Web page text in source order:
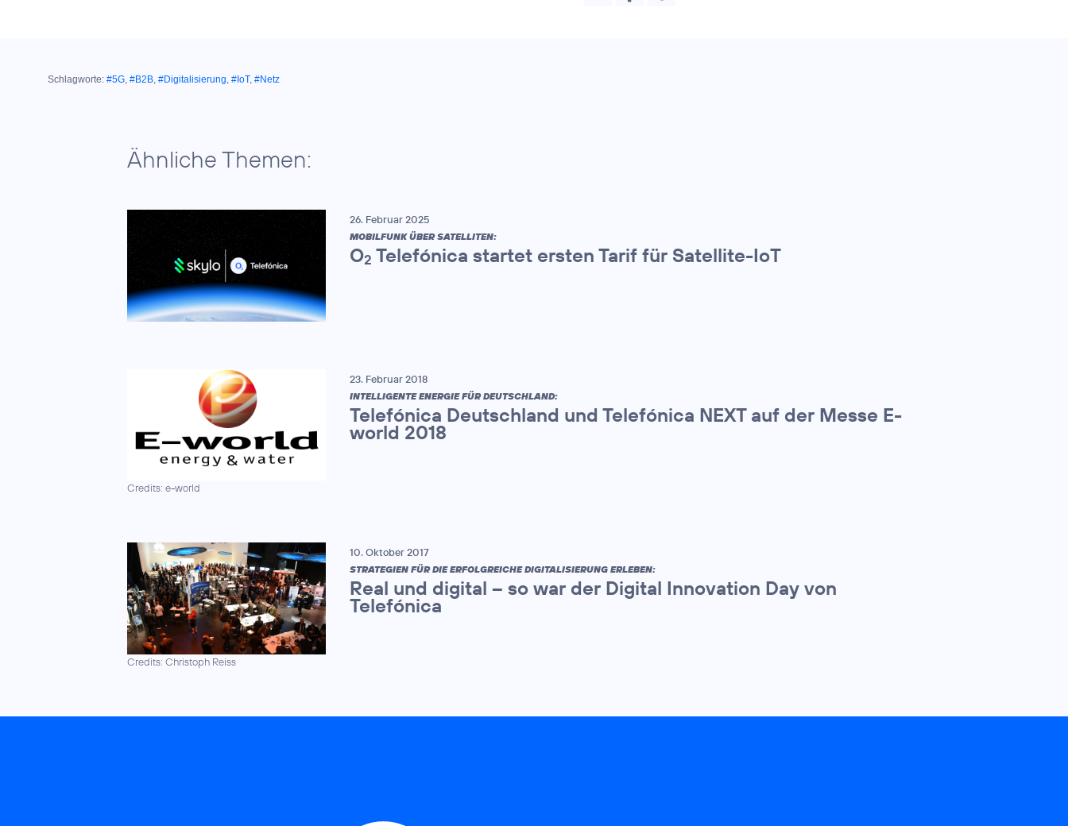
Schlagworte: #5G, #B2B, #Digitalisierung, #IoT, #Netz
Ähnliche Themen:
26. Februar 2025
MOBILFUNK ÜBER SATELLITEN:
O2 Telefónica startet ersten Tarif für Satellite-IoT
Credits: e-world
23. Februar 2018
INTELLIGENTE ENERGIE FÜR DEUTSCHLAND:
Telefónica Deutschland und Telefónica NEXT auf der Messe E-
world 2018
Credits: Christoph Reiss
10. Oktober 2017
STRATEGIEN FÜR DIE ERFOLGREICHE DIGITALISIERUNG ERLEBEN:
Real und digital – so war der Digital Innovation Day von
Telefónica